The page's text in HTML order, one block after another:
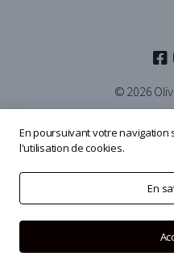
© 2026
En poursuivant votre navigation
l'utilisation de cookies.
En